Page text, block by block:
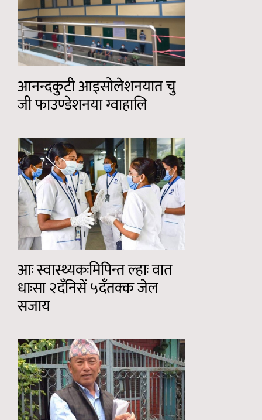
आनन्दकुटी आइसोलेशनयात चु
जी फाउण्डेशनया ग्वाहालि
आः स्वास्थ्यकःमिपिन्त ल्हाः वात
धाःसा २दँनिसें ५दँतक्क जेल
सजाय